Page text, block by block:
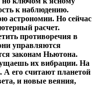
к наблюдению.
астрономии. Но сейчас
расчет.
противоречия в
управляются
законам Ньютона.
их вибрации. На
А его считают планетой
и новые веяния,